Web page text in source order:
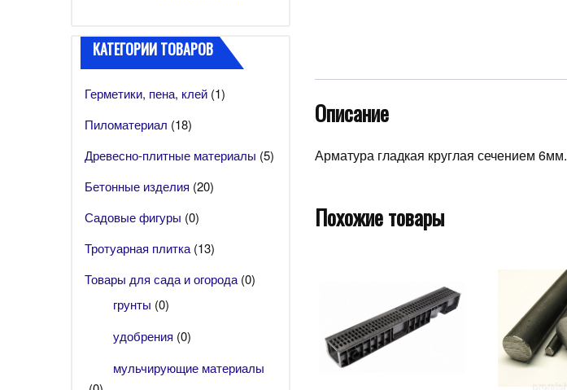
КАТЕГОРИИ ТОВАРОВ
Герметики, пена, клей (1)
Пиломатериал (18)
Древесно-плитные материалы (5)
Бетонные изделия (20)
Садовые фигуры (0)
Тротуарная плитка (13)
Товары для сада и огорода (0)
грунты (0)
удобрения (0)
мульчирующие материалы
Описание
Арматура гладкая круглая сечением 6мм.
Похожие товары